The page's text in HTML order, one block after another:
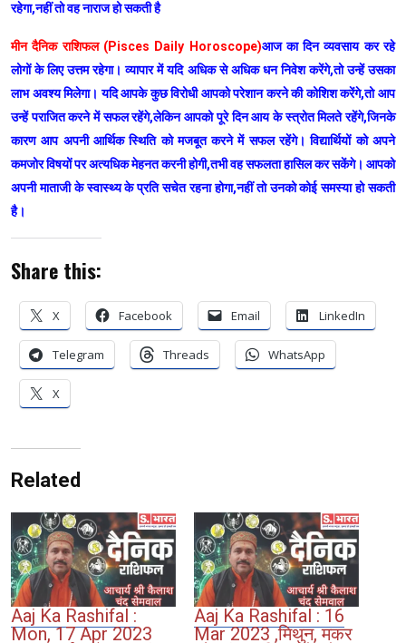
रहेगा,नहीं तो वह नाराज हो सकती है
मीन दैनिक राशिफल (Pisces Daily Horoscope)आज का दिन व्यवसाय कर रहे
लोगों के लिए उत्तम रहेगा। व्यापार में यदि अधिक से अधिक धन निवेश करेंगे,तो उन्हें उसका
लाभ अवश्य मिलेगा। यदि आपके कुछ विरोधी आपको परेशान करने की कोशिश करेंगे,तो आप
उन्हें पराजित करने में सफल रहेंगे,लेकिन आपको पूरे दिन आय के स्त्रोत मिलते रहेंगे,जिनके
कारण आप अपनी आर्थिक स्थिति को मजबूत करने में सफल रहेंगे। विद्यार्थियों को अपने
कमजोर विषयों पर अत्यधिक मेहनत करनी होगी,तभी वह सफलता हासिल कर सकेंगे। आपको
अपनी माताजी के स्वास्थ्य के प्रति सचेत रहना होगा,नहीं तो उनको कोई समस्या हो सकती
है।
Share this:
X Facebook Email LinkedIn
Telegram Threads WhatsApp
X
Related
Aaj Ka Rashifal :
Mon, 17 Apr 2023
Aaj Ka Rashifal : 16
Mar 2023 ,मिथुन, मकर